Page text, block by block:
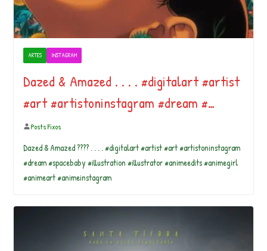
ARTES INSTAGRAM
Dazed & Amazed . . . . #digitalart #artist
#art #artistoninstagram #dream #…
Posts Fixos
Dazed & Amazed ???? . . . . #digitalart #artist #art #artistoninstagram
#dream #spacebaby #illustration #illustrator #animeedits #animegirl
#animeart #animeinstagram